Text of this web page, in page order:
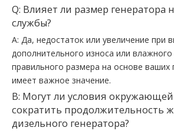
Q: Влияет ли размер генератора
службы?
A: Да, недостаток или увеличение при
дополнительного износа или
правильного размера на основе ваших
имеет важное значение.
В: Могут ли условия
сократить продолжительность
дизельного генератора?